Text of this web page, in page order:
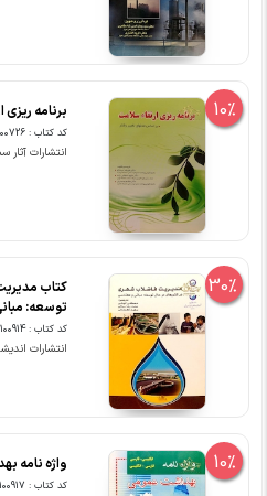
10% برنامه ریزی
کد کتاب : 100726
انتشارات آثار
30%
کتاب
توسعه:
کد کتاب : 100914
انتشارات
10% واژه نامه
کد کتاب : 100917